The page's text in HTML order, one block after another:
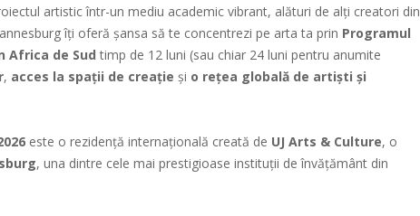
artistic într-un mediu academic vibrant, alături de alți creatori din
îți oferă șansa să te concentrezi pe arta ta prin Programul
Africa de Sud timp de 12 luni (sau chiar 24 luni pentru anumite
, acces la spații de creație și o rețea globală de artiști și
este o rezidență internațională creată de UJ Arts & Culture, o
, una dintre cele mai prestigioase instituții de învățământ din